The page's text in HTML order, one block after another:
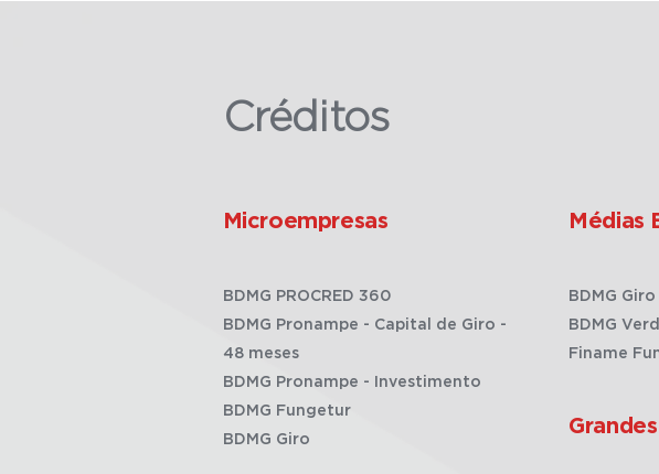
Créditos
Microempresas
BDMG PROCRED 360
BDMG Pronampe - Capital de Giro -
48 meses
BDMG Pronampe - Investimento
BDMG Fungetur
BDMG Giro
Médias
BDMG Giro
BDMG
Finame